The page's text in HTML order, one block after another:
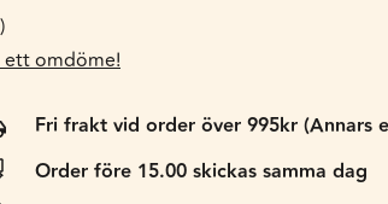
ett omdöme!
Fri frakt vid order över 995kr (Annars
Order före 15.00 skickas samma dag